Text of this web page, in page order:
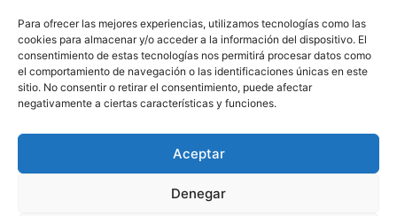
Para ofrecer las mejores experiencias, utilizamos tecnologías como las
cookies para almacenar y/o acceder a la información del dispositivo. El
consentimiento de estas tecnologías nos permitirá procesar datos como
el comportamiento de navegación o las identificaciones únicas en este
sitio. No consentir o retirar el consentimiento, puede afectar
negativamente a ciertas características y funciones.
Aceptar
Denegar
CONTACTA CON NOSOTROS